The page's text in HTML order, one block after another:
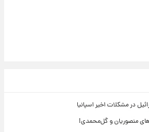
در مشکلات اخیر اسپانیا
منصوریان و گل‌محمدی!